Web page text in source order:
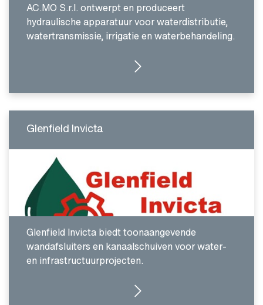
AC.MO S.r.l. ontwerpt en produceert
hydraulische apparatuur voor waterdistributie,
watertransmissie, irrigatie en waterbehandeling.
GA NAAR WEBSITE
Glenfield Invicta
Glenfield Invicta biedt toonaangevende
wandafsluiters en kanaalschuiven voor water-
en infrastructuurprojecten.
GA NAAR WEBSITE